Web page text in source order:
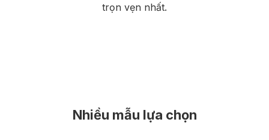
trọn vẹn nhất.
Nhiều mẫu lựa chọn